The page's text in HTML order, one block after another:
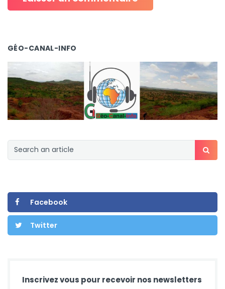
GÉO-CANAL-INFO
Facebook
Twitter
Inscrivez vous pour recevoir nos newsletters